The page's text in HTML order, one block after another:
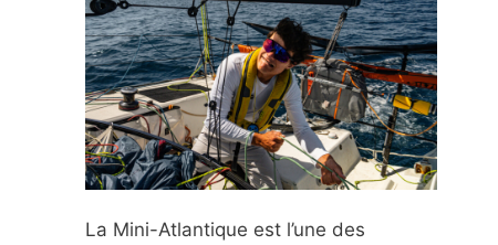
La Mini-Atlantique est l’une des